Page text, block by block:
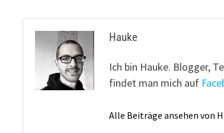
Hauke
Ich bin Hauke. Blogger,
findet man mich auf
Alle Beiträge ansehen von